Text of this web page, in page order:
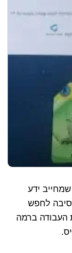
ידע
סיבה לחפש
העבודה ברמה